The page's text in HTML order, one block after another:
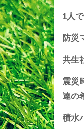
1人
防災
共生
震災
達の
積水